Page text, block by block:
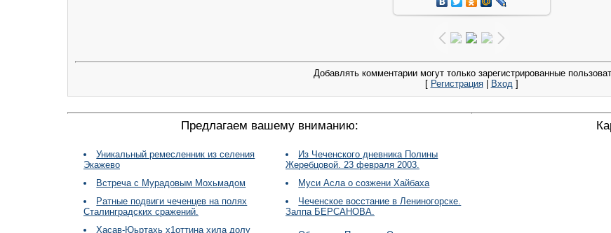
Добавлять комментарии могут только зарегистрированные
[ Регистрация| Вход]
Предлагаем вашему вниманию:
Уникальный ремесленник из селения
Экажево
Из Чеченского дневника Полины
Жеребцовой. 23 февраля 2003.
Встреча с Мурадовым Мохьмадом
Муси Асла о созжени Хайбаха
Ратные подвиги чеченцев на полях
Сталинградских сражений.
Чеченское восстание в Лениногорске.
Залпа БЕРСАНОВА.
Хасав-Юьртахь х1оттина хила долу